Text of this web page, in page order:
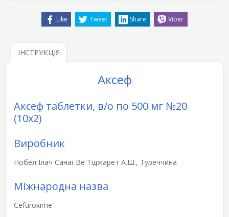
Like Tweet Share Viber
ІНСТРУКЦІЯ
Аксеф
Аксеф таблетки, в/о по 500 мг №20
(10х2)
Виробник
Нобел Ілач Санаї Ве Тіджарет А.Ш., Туреччина
Міжнародна назва
Cefuroxime